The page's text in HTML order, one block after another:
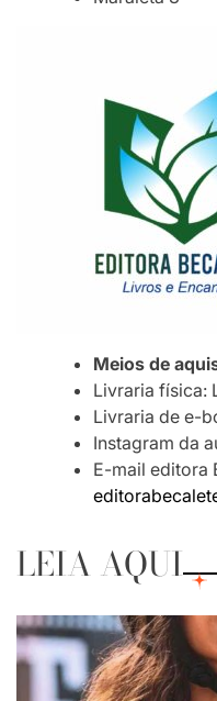
Meios de
Livraria física:
Livraria de e-
Instagram da
E-mail editora
LEIA AQUI